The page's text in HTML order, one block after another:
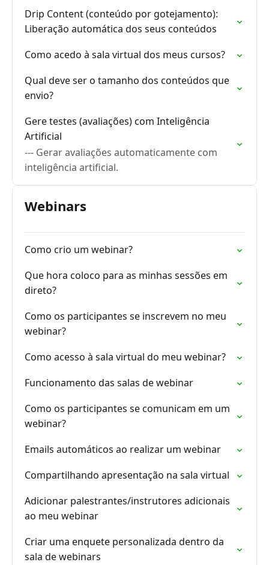
Drip Content (conteúdo por gotejamento):
Liberação automática dos seus conteúdos
Como acedo à sala virtual dos meus cursos?
Qual deve ser o tamanho dos conteúdos que
envio?
Gere testes (avaliações) com Inteligência
Artificial
--- Gerar avaliações automaticamente com
inteligência artificial.
Webinars
Como crio um webinar?
Que hora coloco para as minhas sessões em
direto?
Como os participantes se inscrevem no meu
webinar?
Como acesso à sala virtual do meu webinar?
Funcionamento das salas de webinar
Como os participantes se comunicam em um
webinar?
Emails automáticos ao realizar um webinar
Compartilhando apresentação na sala virtual
Adicionar palestrantes/instrutores adicionais
ao meu webinar
Criar uma enquete personalizada dentro da
sala de webinars